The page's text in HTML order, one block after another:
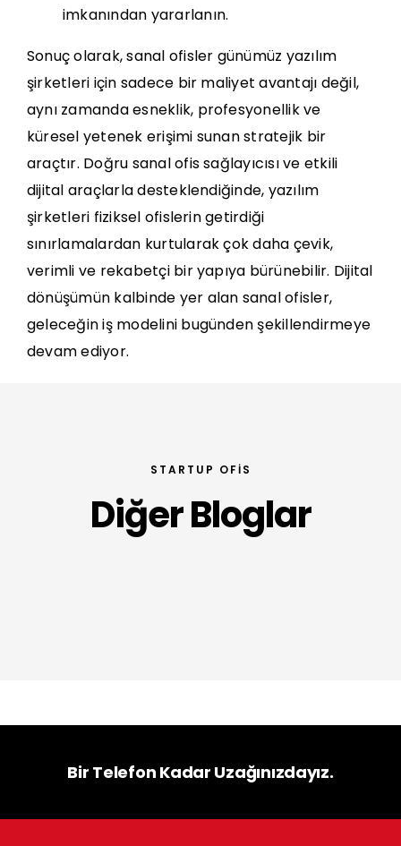
imkanından yararlanın.
Sonuç olarak, sanal ofisler günümüz yazılım
şirketleri için sadece bir maliyet avantajı değil,
aynı zamanda esneklik, profesyonellik ve
küresel yetenek erişimi sunan stratejik bir
araçtır. Doğru sanal ofis sağlayıcısı ve etkili
dijital araçlarla desteklendiğinde, yazılım
şirketleri fiziksel ofislerin getirdiği
sınırlamalardan kurtularak çok daha çevik,
verimli ve rekabetçi bir yapıya bürünebilir. Dijital
dönüşümün kalbinde yer alan sanal ofisler,
geleceğin iş modelini bugünden şekillendirmeye
devam ediyor.
STARTUP OFIS
Diğer Bloglar
Bir Telefon Kadar Uzağınızdayız.